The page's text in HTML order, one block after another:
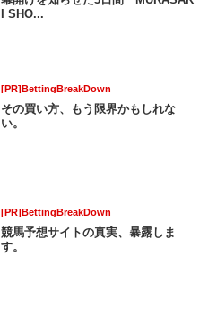
I SHO...
[PR]BettingBreakDown
その買い方、もう限界かもしれな
い。
[PR]BettingBreakDown
競馬予想サイトの真実、暴露しま
す。